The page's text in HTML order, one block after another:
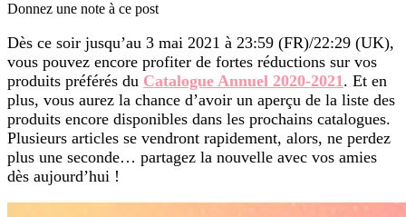
Donnez une note à ce post
Dès ce soir jusqu’au 3 mai 2021 à 23:59 (FR)/22:29 (UK),
vous pouvez encore profiter de fortes réductions sur vos
produits préférés du Catalogue Annuel 2020-2021. Et en
plus, vous aurez la chance d’avoir un aperçu de la liste des
produits encore disponibles dans les prochains catalogues.
Plusieurs articles se vendront rapidement, alors, ne perdez
plus une seconde… partagez la nouvelle avec vos amies
dès aujourd’hui !